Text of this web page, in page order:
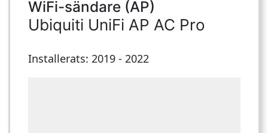
WiFi-sändare (AP)
Ubiquiti UniFi AP AC Pro
Installerats: 2019 - 2022